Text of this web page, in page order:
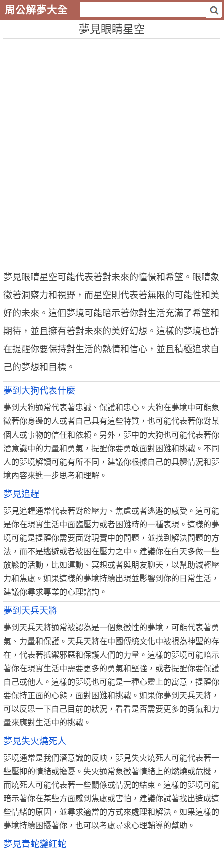
周公解夢大全
夢見眼睛星空
夢見眼睛星空可能代表著對未來的憧憬和希望。眼睛象
徵著洞察力和視野，而星空則代表著無限的可能性和美
好的未來。這個夢境可能暗示著你對生活充滿了希望和
期待，並且擁有著對未來的美好幻想。這樣的夢境也許
在提醒你要保持對生活的熱情和信心，並且積極追求自
己的夢想和目標。
夢到大狗代表什麼
夢到大狗通常代表著忠誠、保護和忠心。大狗在夢境中可能象
徵著你身邊的人或者自己具有這些特質，也可能代表著你對某
個人或事物的信任和依賴。另外，夢中的大狗也可能代表著你
潛意識中的力量和勇氣，提醒你要勇敢面對困難和挑戰。不同
人的夢境解讀可能有所不同，建議你根據自己的具體情況和夢
境內容來進一步思考和理解。
夢見追趕
夢見追趕通常代表著對於壓力、焦慮或者逃避的感受。這可能
是你在現實生活中面臨壓力或者困難時的一種表現。這樣的夢
境可能是提醒你需要面對現實中的問題，並找到解決問題的方
法，而不是逃避或者被困在壓力之中。建議你在白天多做一些
放鬆的活動，比如運動、冥想或者與朋友聊天，以幫助減輕壓
力和焦慮。如果這樣的夢境持續出現並影響到你的日常生活，
建議你尋求專業的心理諮詢。
夢到天兵天將
夢到天兵天將通常被認為是一個象徵性的夢境，可能代表著勇
氣、力量和保護。天兵天將在中國傳統文化中被視為神聖的存
在，代表著抵禦邪惡和保護人們的力量。這樣的夢境可能暗示
著你在現實生活中需要更多的勇氣和堅強，或者提醒你要保護
自己或他人。這樣的夢境也可能是一種心靈上的寓意，提醒你
要保持正面的心態，面對困難和挑戰。如果你夢到天兵天將，
可以反思一下自己目前的狀況，看看是否需要更多的勇氣和力
量來應對生活中的挑戰。
夢見失火燒死人
夢境通常是我們潛意識的反映，夢見失火燒死人可能代表著一
些壓抑的情緒或擔憂。失火通常象徵著情緒上的燃燒或危機，
而燒死人可能代表著一些關係或情況的結束。這樣的夢境可能
暗示著你在某些方面感到焦慮或害怕，建議你試著找出造成這
些情緒的原因，並尋求適當的方式來處理和解決。如果這樣的
夢境持續困擾著你，也可以考慮尋求心理輔導的幫助。
夢見青蛇變紅蛇